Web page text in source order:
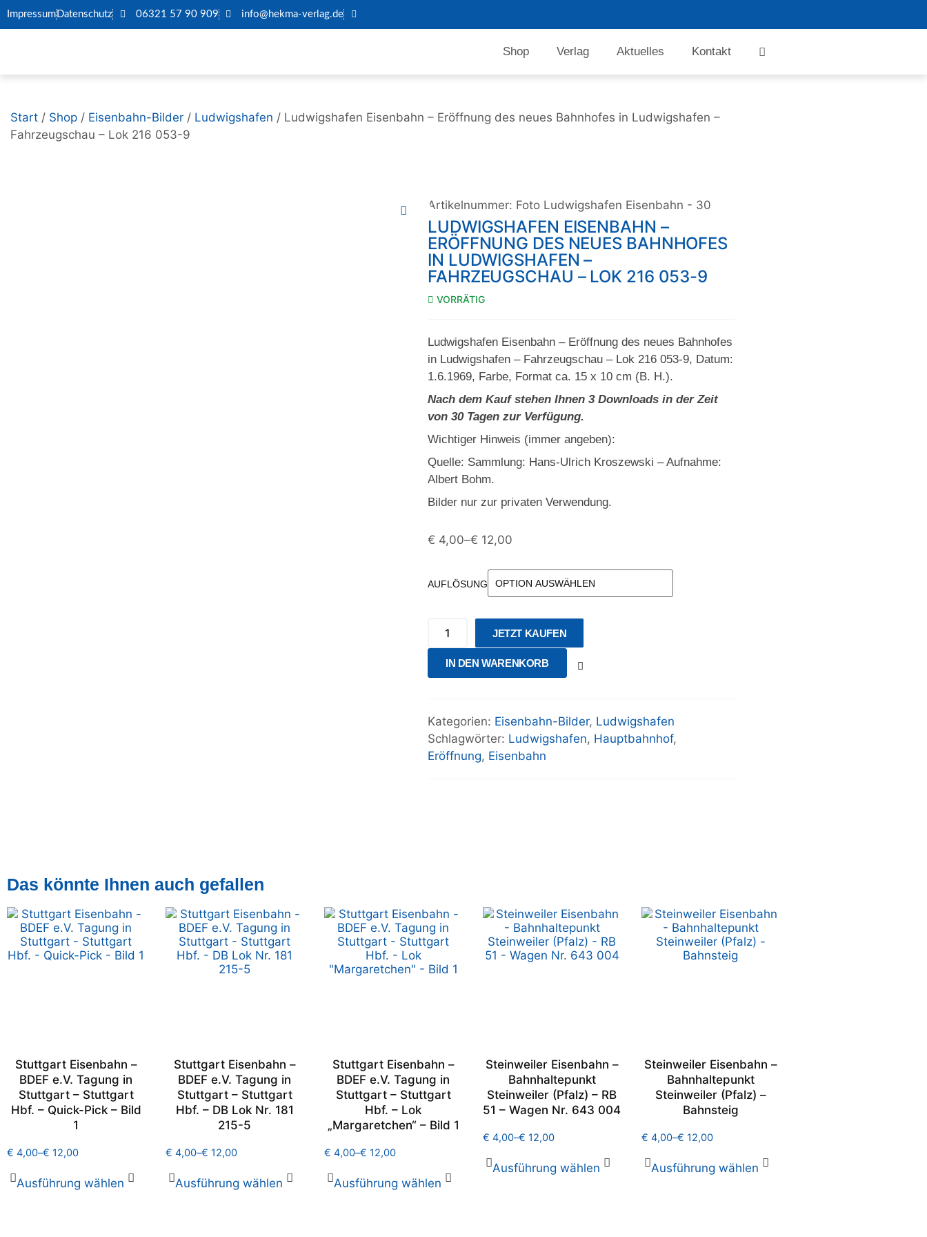
Impressum Datenschutz 06321 57 90 909 info@hekma-verlag.de
Shop Verlag Aktuelles Kontakt
Start / Shop / Eisenbahn-Bilder / Ludwigshafen / Ludwigshafen Eisenbahn – Eröffnung des neues Bahnhofes in Ludwigshafen –
Fahrzeugschau – Lok 216 053-9
Artikelnummer: Foto Ludwigshafen Eisenbahn - 30
LUDWIGSHAFEN EISENBAHN –
ERÖFFNUNG DES NEUES BAHNHOFES
IN LUDWIGSHAFEN –
FAHRZEUGSCHAU – LOK 216 053-9
VORRÄTIG
Ludwigshafen Eisenbahn – Eröffnung des neues Bahnhofes
in Ludwigshafen – Fahrzeugschau – Lok 216 053-9, Datum:
1.6.1969, Farbe, Format ca. 15 x 10 cm (B. H.).
Nach dem Kauf stehen Ihnen 3 Downloads in der Zeit
von 30 Tagen zur Verfügung.
Wichtiger Hinweis (immer angeben):
Quelle: Sammlung: Hans-Ulrich Kroszewski – Aufnahme:
Albert Bohm.
Bilder nur zur privaten Verwendung.
€ 4,00–€ 12,00
AUFLÖSUNG
JETZT KAUFEN
IN DEN WARENKORB
Kategorien: Eisenbahn-Bilder, Ludwigshafen
Schlagwörter: Ludwigshafen, Hauptbahnhof,
Eröffnung, Eisenbahn
Das könnte Ihnen auch gefallen
Stuttgart Eisenbahn –
BDEF e.V. Tagung in
Stuttgart – Stuttgart
Hbf. – Quick-Pick – Bild
1
€ 4,00–€ 12,00
Ausführung wählen
Stuttgart Eisenbahn –
BDEF e.V. Tagung in
Stuttgart – Stuttgart
Hbf. – DB Lok Nr. 181
215-5
€ 4,00–€ 12,00
Ausführung wählen
Stuttgart Eisenbahn –
BDEF e.V. Tagung in
Stuttgart – Stuttgart
Hbf. – Lok
„Margaretchen“ – Bild 1
€ 4,00–€ 12,00
Ausführung wählen
Steinweiler Eisenbahn –
Bahnhaltepunkt
Steinweiler (Pfalz) – RB
51 – Wagen Nr. 643 004
€ 4,00–€ 12,00
Ausführung wählen
Steinweiler Eisenbahn –
Bahnhaltepunkt
Steinweiler (Pfalz) –
Bahnsteig
€ 4,00–€ 12,00
Ausführung wählen